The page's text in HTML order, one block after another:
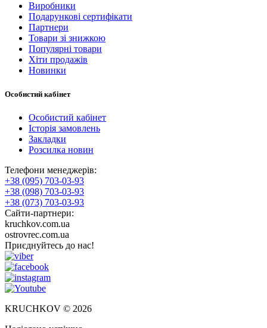
Виробники
Подарункові сертифікати
Партнери
Товари зі знижкою
Популярні товари
Хіти продажів
Новинки
Особистий кабінет
Особистий кабінет
Історія замовлень
Закладки
Розсилка новин
Телефони менеджерів:
+38 (095) 703-03-93
+38 (098) 703-03-93
+38 (073) 703-03-93
Сайти-партнери:
kruchkov.com.ua
ostrovrec.com.ua
Приєднуйтесь до нас!
KRUCHKOV © 2026